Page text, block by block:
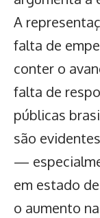
A
falta de
conter o
falta de
públicas
são
—
em estado
o aumento